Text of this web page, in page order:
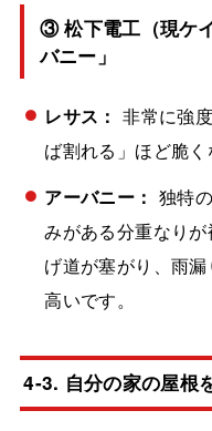
③ 松下電工（現ケ
バニー」
レサス： 非常に強
ば割れる」ほど脆く
アーバニー： 独特
みがある分重なり
げ道が塞がり、雨
高いです。
4-3. 自分の家の屋根